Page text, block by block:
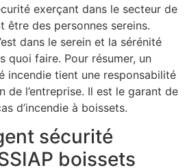
exerçant dans le secteur de
être des personnes sereins.
dans le serein et la sérénité
quoi faire. Pour résumer, un
incendie tient une responsabilité
de l’entreprise. Il est le garant de
d’incendie à boissets.
sécurité
boissets